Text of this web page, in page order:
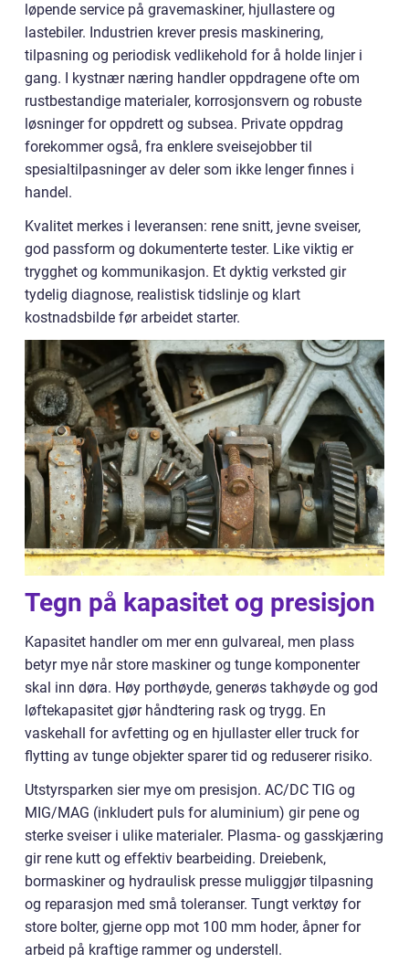
løpende service på gravemaskiner, hjullastere og
lastebiler. Industrien krever presis maskinering,
tilpasning og periodisk vedlikehold for å holde linjer i
gang. I kystnær næring handler oppdragene ofte om
rustbestandige materialer, korrosjonsvern og robuste
løsninger for oppdrett og subsea. Private oppdrag
forekommer også, fra enklere sveisejobber til
spesialtilpasninger av deler som ikke lenger finnes i
handel.
Kvalitet merkes i leveransen: rene snitt, jevne sveiser,
god passform og dokumenterte tester. Like viktig er
trygghet og kommunikasjon. Et dyktig verksted gir
tydelig diagnose, realistisk tidslinje og klart
kostnadsbilde før arbeidet starter.
Tegn på kapasitet og presisjon
Kapasitet handler om mer enn gulvareal, men plass
betyr mye når store maskiner og tunge komponenter
skal inn døra. Høy porthøyde, generøs takhøyde og god
løftekapasitet gjør håndtering rask og trygg. En
vaskehall for avfetting og en hjullaster eller truck for
flytting av tunge objekter sparer tid og reduserer risiko.
Utstyrsparken sier mye om presisjon. AC/DC TIG og
MIG/MAG (inkludert puls for aluminium) gir pene og
sterke sveiser i ulike materialer. Plasma- og gasskjæring
gir rene kutt og effektiv bearbeiding. Dreiebenk,
bormaskiner og hydraulisk presse muliggjør tilpasning
og reparasjon med små toleranser. Tungt verktøy for
store bolter, gjerne opp mot 100 mm hoder, åpner for
arbeid på kraftige rammer og understell.